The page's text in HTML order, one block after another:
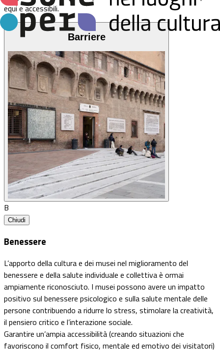
equi e accessibili.
Barriere
B
Chiudi
Benessere
L’apporto della cultura e dei musei nel miglioramento del
benessere e della salute individuale e collettiva è ormai
ampiamente riconosciuto. I musei possono avere un impatto
positivo sul benessere psicologico e sulla salute mentale delle
persone contribuendo a ridurre lo stress, stimolare la creatività,
il pensiero critico e l’interazione sociale.
Garantire un’ampia accessibilità (creando situazioni che
favoriscono il comfort fisico, mentale ed emotivo dei visitatori)